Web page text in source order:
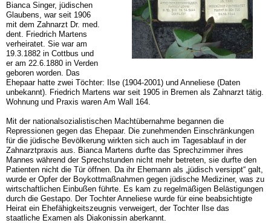
Bianca Singer, jüdischen
Glaubens, war seit 1906
mit dem Zahnarzt Dr. med.
dent. Fried­rich Martens
verheiratet. Sie war am
19.3.1882 in Cottbus und
er am 22.6.1880 in Verden
geboren worden. Das
Ehepaar hatte zwei Töchter: Ilse (1904-2001) und Anneliese (Da­ten
unbekannt). Friedrich Martens war seit 1905 in Bremen als Zahnarzt tätig.
Wohnung und Praxis waren Am Wall 164.
Mit der nationalsozialistischen Machtübernahme begannen die
Repressionen gegen das Ehepaar. Die zunehmenden Einschränkungen
für die jüdische Bevölkerung wirkten sich auch im Tagesablauf in der
Zahnarztpraxis aus. Bianca Martens durfte das Sprech­zimmer ihres
Mannes während der Sprechstunden nicht mehr betreten, sie durfte den
Patienten nicht die Tür öffnen. Da ihr Ehemann als „jüdisch versippt“ galt,
wurde er Opfer der Boykottmaßnahmen gegen jüdische Mediziner, was zu
wirtschaftlichen Einbußen führte. Es kam zu regelmäßigen Belästigungen
durch die Gestapo. Der Tochter Annelie­se wurde für eine beabsichtigte
Heirat ein Ehefähigkeitszeugnis verweigert, der Toch­ter Ilse das
staatliche Examen als Diakonissin aberkannt.